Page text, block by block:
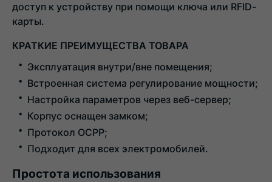
доступ к устройству при помощи ключа или RFID-
карты.
КРАТКИЕ ПРЕИМУЩЕСТВА ТОВАРА
Эксплуатация внутри/вне помещения;
Встроенная система регулирование мощности;
Настройка параметров через веб-сервер;
Корпус оснащен замком;
Протокол OCPP;
Подходит для всех электромобилей.
Простота использования